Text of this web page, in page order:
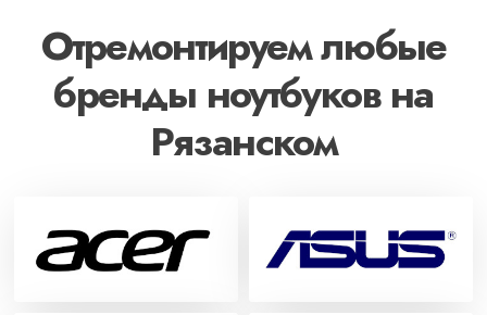
Отремонтируем любые
бренды ноутбуков на
Рязанском